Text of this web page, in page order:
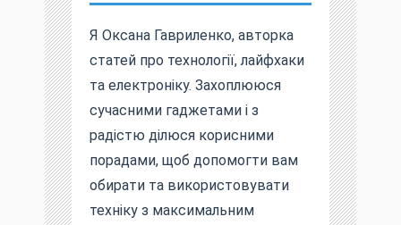
Я Оксана Гавриленко, авторка
статей про технології, лайфхаки
та електроніку. Захоплююся
сучасними гаджетами і з
радістю ділюся корисними
порадами, щоб допомогти вам
обирати та використовувати
техніку з максимальним